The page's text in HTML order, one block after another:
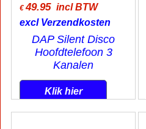
€ 49.95 incl BTW
excl Verzendkosten
DAP Silent Disco
Hoofdtelefoon 3
Kanalen
Klik hier